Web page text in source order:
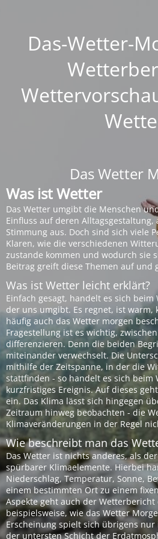
Das-Wetter-
Das Wetter
Was ist Wetter
Das Wetter umgibt die Menschen
Einfluss auf deren
Stimmung aus. Doch sind sich viele
Klaren, wie die verschiedenen
zustande kommen und wodurch sie
Beitrag greift diese Themen auf und
Was ist Wetter leicht erklärt?
Einfach gesagt, handelt es sich
der uns umgibt. Es regnet, ist warm,
häufig auch das Wetter morgen
Fragestellung ist es wichtig,
differenzieren. Denn die beiden
miteinander verwechselt. Die
mithilfe der Zeitspanne, in der die
stattfinden - so handelt es sich beim
kurzfristiges Ereignis. Auf dieses
ein. Das Klima lässt sich hingegen
Zeitraum hinweg beobachten - die
Klimaveränderungen in der Regel
Wie beschreibt man das
Das Wetter ist nichts anderes, als
spürbarer Klimaelemente. Hierbei
Niederschlag, Temperatur, Sonne,
einem bestimmten Ort zu einem
Aspekte geht auch der Wetterbericht
beispielsweise, wie das Wetter
Erscheinung spielt sich übrigens
der untersten Schicht der